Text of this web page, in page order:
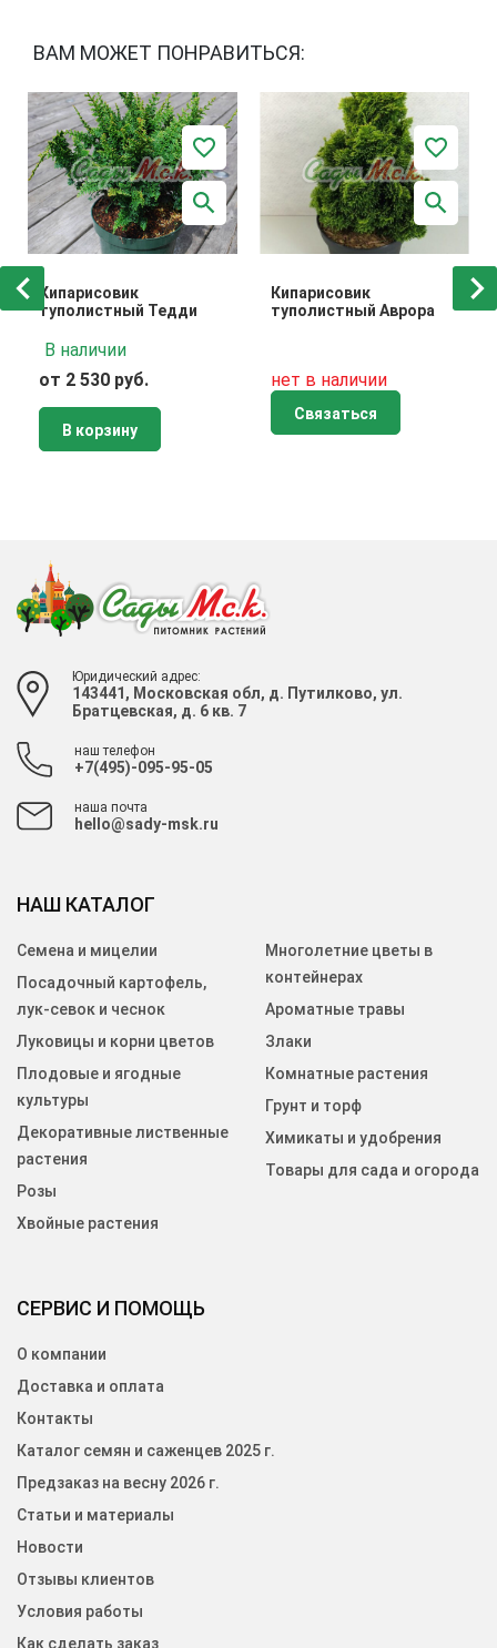
ВАМ МОЖЕТ ПОНРАВИТЬСЯ:
Кипарисовик
туполистный Тедди
В наличии
от 2 530 руб.
В корзину
Кипарисовик
туполистный Аврора
нет в наличии
Связаться
Юридический адрес:
143441, Московская обл, д. Путилково, ул.
Братцевская, д. 6 кв. 7
наш телефон
+7(495)-095-95-05
наша почта
hello@sady-msk.ru
СЕРВИС И ПОМОЩЬ
О компании
Доставка и оплата
Контакты
Каталог семян и саженцев 2025 г.
Предзаказ на весну 2026 г.
Статьи и материалы
Новости
Отзывы клиентов
Условия работы
Как сделать заказ
НАШ КАТАЛОГ
Семена и мицелии
Посадочный картофель,
лук-севок и чеснок
Луковицы и корни цветов
Плодовые и ягодные
культуры
Декоративные лиственные
растения
Розы
Хвойные растения
Многолетние цветы в
контейнерах
Ароматные травы
Злаки
Комнатные растения
Грунт и торф
Химикаты и удобрения
Товары для сада и огорода